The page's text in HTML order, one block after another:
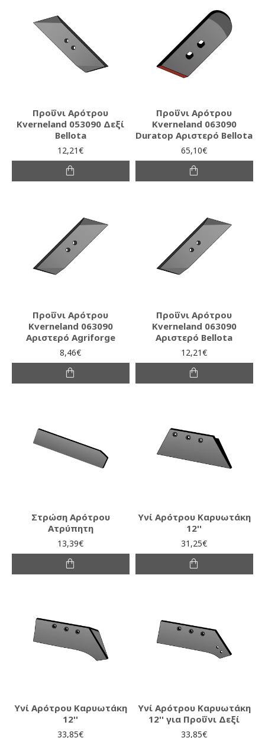
Προΰνι Αρότρου
Kverneland 053090 Δεξί
Bellota
12,21€
Προΰνι Αρότρου
Kverneland 063090
Duratop Αριστερό Bellota
65,10€
Προΰνι Αρότρου
Kverneland 063090
Αριστερό Agriforge
8,46€
Προΰνι Αρότρου
Kverneland 063090
Αριστερό Bellota
12,21€
Στρώση Αρότρου
Ατρύπητη
13,39€
Υνί Αρότρου Καρυωτάκη
12''
31,25€
Υνί Αρότρου Καρυωτάκη
12''
33,85€
Υνί Αρότρου Καρυωτάκη
12'' για Προΰνι Δεξί
33,85€